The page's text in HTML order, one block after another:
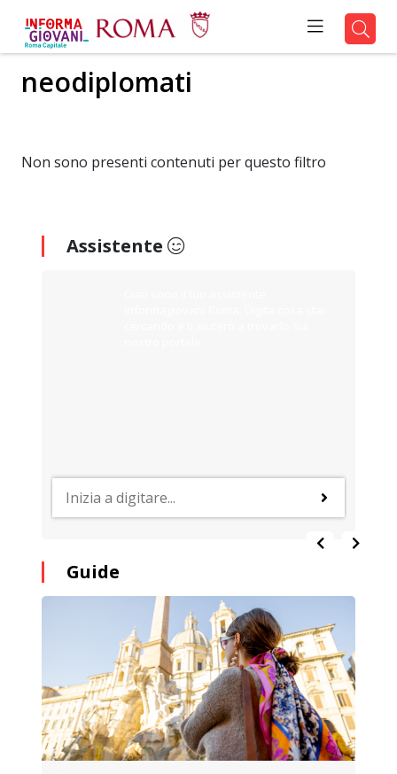
neodiplomati
Non sono presenti contenuti per questo filtro
Assistente
Guide